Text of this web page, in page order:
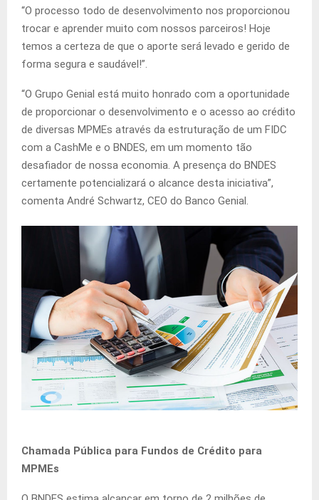
“O processo todo de desenvolvimento nos proporcionou
trocar e aprender muito com nossos parceiros! Hoje
temos a certeza de que o aporte será levado e gerido de
forma segura e saudável!”.
“O Grupo Genial está muito honrado com a oportunidade
de proporcionar o desenvolvimento e o acesso ao crédito
de diversas MPMEs através da estruturação de um FIDC
com a CashMe e o BNDES, em um momento tão
desafiador de nossa economia. A presença do BNDES
certamente potencializará o alcance desta iniciativa”,
comenta André Schwartz, CEO do Banco Genial.
Chamada Pública para Fundos de Crédito para
MPMEs